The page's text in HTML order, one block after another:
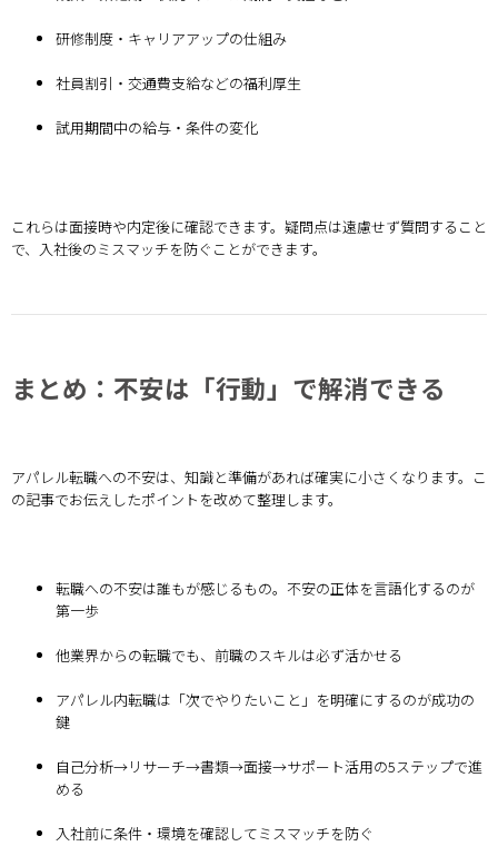
研修制度・キャリアアップの仕組み
社員割引・交通費支給などの福利厚生
試用期間中の給与・条件の変化
これらは面接時や内定後に確認できます。疑問点は遠慮せず質問すること
で、入社後のミスマッチを防ぐことができます。
まとめ：不安は「行動」で解消できる
アパレル転職への不安は、知識と準備があれば確実に小さくなります。こ
の記事でお伝えしたポイントを改めて整理します。
転職への不安は誰もが感じるもの。不安の正体を言語化するのが
第一歩
他業界からの転職でも、前職のスキルは必ず活かせる
アパレル内転職は「次でやりたいこと」を明確にするのが成功の
鍵
自己分析→リサーチ→書類→面接→サポート活用の5ステップで進
める
入社前に条件・環境を確認してミスマッチを防ぐ